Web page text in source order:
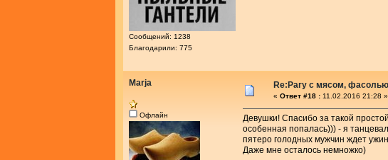
Сообщений: 1238
Благодарили: 775
Marja
Офлайн
Re:Рагу с мясом,
« Ответ #18 : 11.02.2016 21:28 »
Девушки! Спасибо за такой
особенная попалась))) - я
пятеро голодных мужчин ждет
Даже мне осталось немножко)